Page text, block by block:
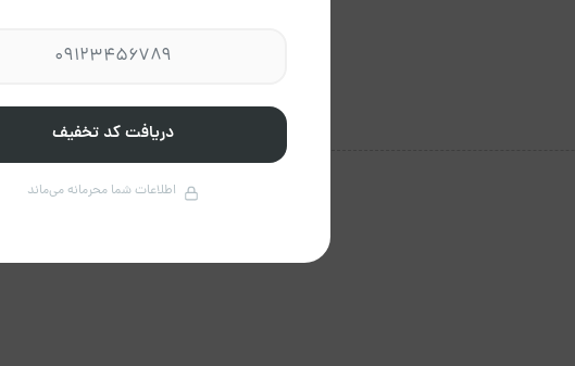
دریافت کد تخفیف
اطلاعات شما محرمانه می‌ماند